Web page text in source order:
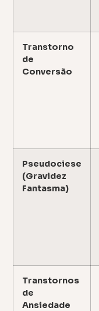
Transtorno
de
Conversão
Pseudociese
(Gravidez
Fantasma)
Transtornos
de
Ansiedade